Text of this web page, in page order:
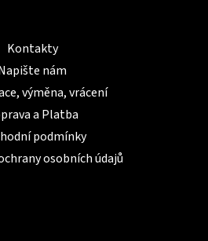
Kontakty
nám
výměna, vrácení
a Platba
podmínky
osobních údajů